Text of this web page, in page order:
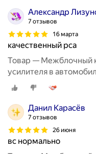
Александр
7 отзывов
16 марта
качественный рса
Товар — Межблочный
усилителя в
Lite 4RCA 5M
Данил Карасёв
7 отзывов
26 июня
вс нормально